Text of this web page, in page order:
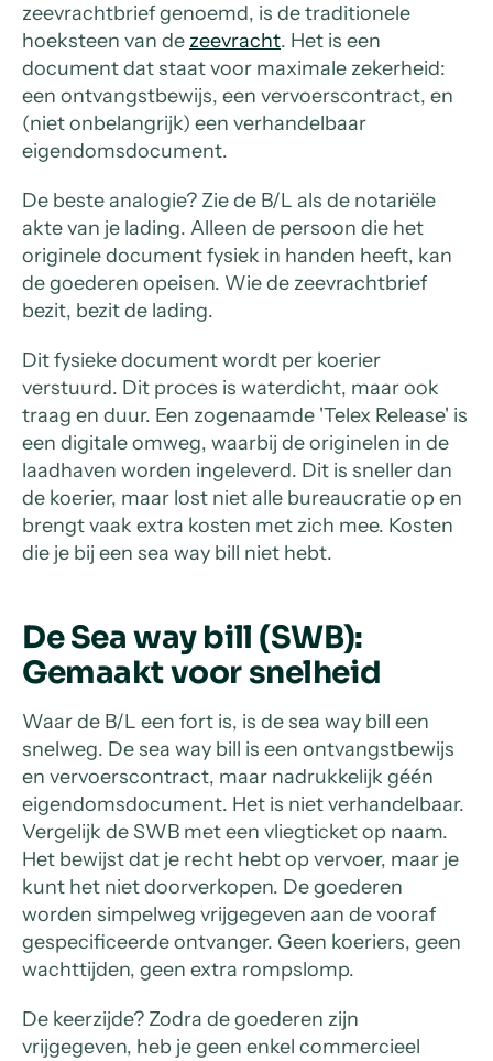
zeevrachtbrief genoemd, is de traditionele
hoeksteen van de zeevracht. Het is een
document dat staat voor maximale zekerheid:
een ontvangstbewijs, een vervoerscontract, en
(niet onbelangrijk) een verhandelbaar
eigendomsdocument.
De beste analogie? Zie de B/L als de notariële
akte van je lading. Alleen de persoon die het
originele document fysiek in handen heeft, kan
de goederen opeisen. Wie de zeevrachtbrief
bezit, bezit de lading.
Dit fysieke document wordt per koerier
verstuurd. Dit proces is waterdicht, maar ook
traag en duur. Een zogenaamde 'Telex Release' is
een digitale omweg, waarbij de originelen in de
laadhaven worden ingeleverd. Dit is sneller dan
de koerier, maar lost niet alle bureaucratie op en
brengt vaak extra kosten met zich mee. Kosten
die je bij een sea way bill niet hebt.
De Sea way bill (SWB):
Gemaakt voor snelheid
Waar de B/L een fort is, is de sea way bill een
snelweg. De sea way bill is een ontvangstbewijs
en vervoerscontract, maar nadrukkelijk géén
eigendomsdocument. Het is niet verhandelbaar.
Vergelijk de SWB met een vliegticket op naam.
Het bewijst dat je recht hebt op vervoer, maar je
kunt het niet doorverkopen. De goederen
worden simpelweg vrijgegeven aan de vooraf
gespecificeerde ontvanger. Geen koeriers, geen
wachttijden, geen extra rompslomp.
De keerzijde? Zodra de goederen zijn
vrijgegeven, heb je geen enkel commercieel